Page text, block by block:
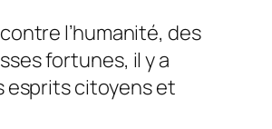
l’humanité, des
fortunes, il y a
esprits citoyens et